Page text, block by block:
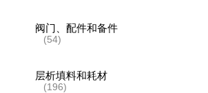
阀门、配件和备件
(54)
层析填料和耗材
(196)